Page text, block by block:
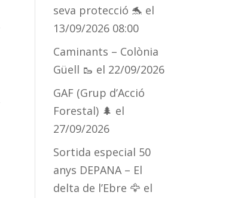
seva protecció 🐬 el
13/09/2026 08:00
Caminants – Colònia
Güell 🥾 el 22/09/2026
GAF (Grup d’Acció
Forestal) 🌲 el
27/09/2026
Sortida especial 50
anys DEPANA – El
delta de l’Ebre 🦅 el